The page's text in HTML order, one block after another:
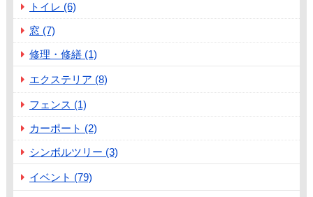
トイレ (6)
窓 (7)
修理・修繕 (1)
エクステリア (8)
フェンス (1)
カーポート (2)
シンボルツリー (3)
イベント (79)